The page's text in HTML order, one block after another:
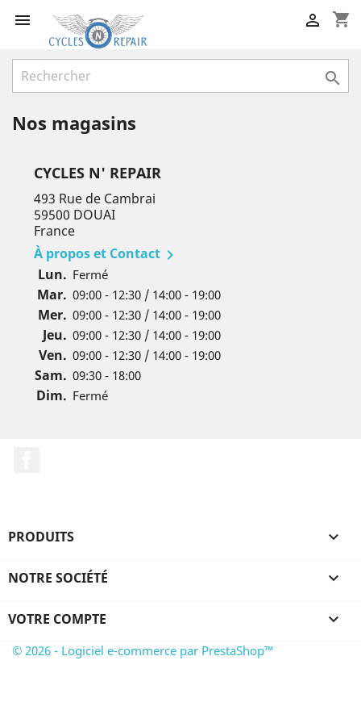
 shopping_cart


Nos magasins
CYCLES N' REPAIR
493 Rue de Cambrai
59500 DOUAI
France
À propos et Contact 
Lun. Fermé
Mar. 09:00 - 12:30 / 14:00 - 19:00
Mer. 09:00 - 12:30 / 14:00 - 19:00
Jeu. 09:00 - 12:30 / 14:00 - 19:00
Ven. 09:00 - 12:30 / 14:00 - 19:00
Sam. 09:30 - 18:00
Dim. Fermé
PRODUITS 
NOTRE SOCIÉTÉ 
VOTRE COMPTE 
© 2026 - Logiciel e-commerce par PrestaShop™